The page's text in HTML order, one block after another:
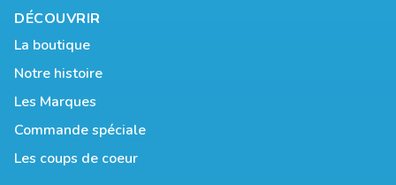
DÉCOUVRIR
La boutique
Notre histoire
Les Marques
Commande spéciale
Les coups de coeur